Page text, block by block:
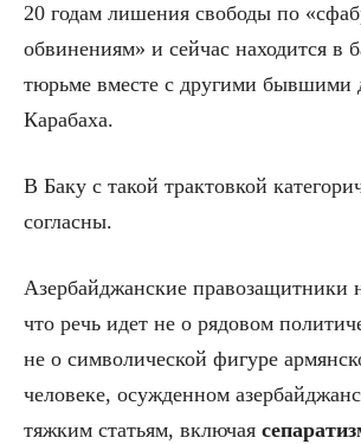
20 годам лишения свободы по
обвинениям» и сейчас находится в
тюрьме вместе с другими бывшими
Карабаха.
В Баку с такой трактовкой
согласны.
Азербайджанские правозащитники
что речь идет не о рядовом
не о символической фигуре
человеке, осужденном
тяжким статьям, включая